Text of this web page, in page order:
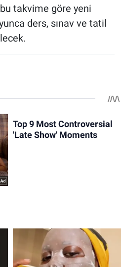
takvime göre yeni
ders, sınav ve tatil